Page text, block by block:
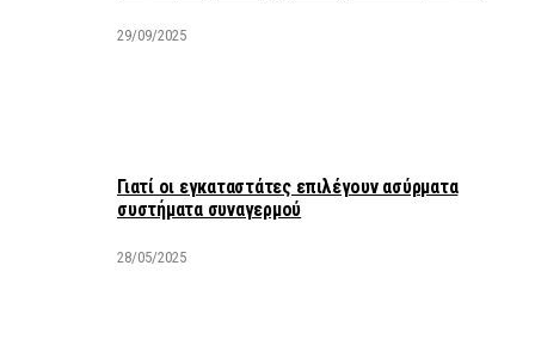
29/09/2025
Γιατί οι εγκαταστάτες επιλέγουν ασύρματα
συστήματα συναγερμού
28/05/2025